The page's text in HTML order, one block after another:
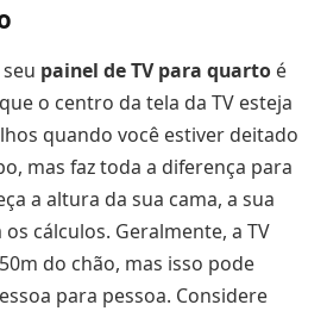
painel de TV para quarto é
o centro da tela da TV esteja
quando você estiver deitado
mas faz toda a diferença para
a altura da sua cama, a sua
cálculos. Geralmente, a TV
do chão, mas isso pode
para pessoa. Considere